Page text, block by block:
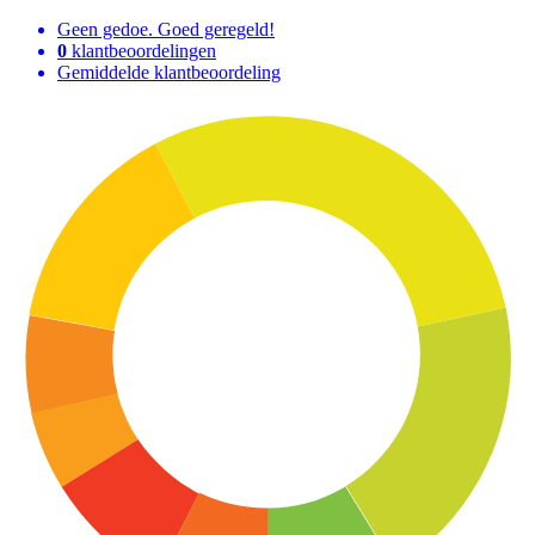
Geen gedoe. Goed geregeld!
0 klantbeoordelingen
Gemiddelde klantbeoordeling